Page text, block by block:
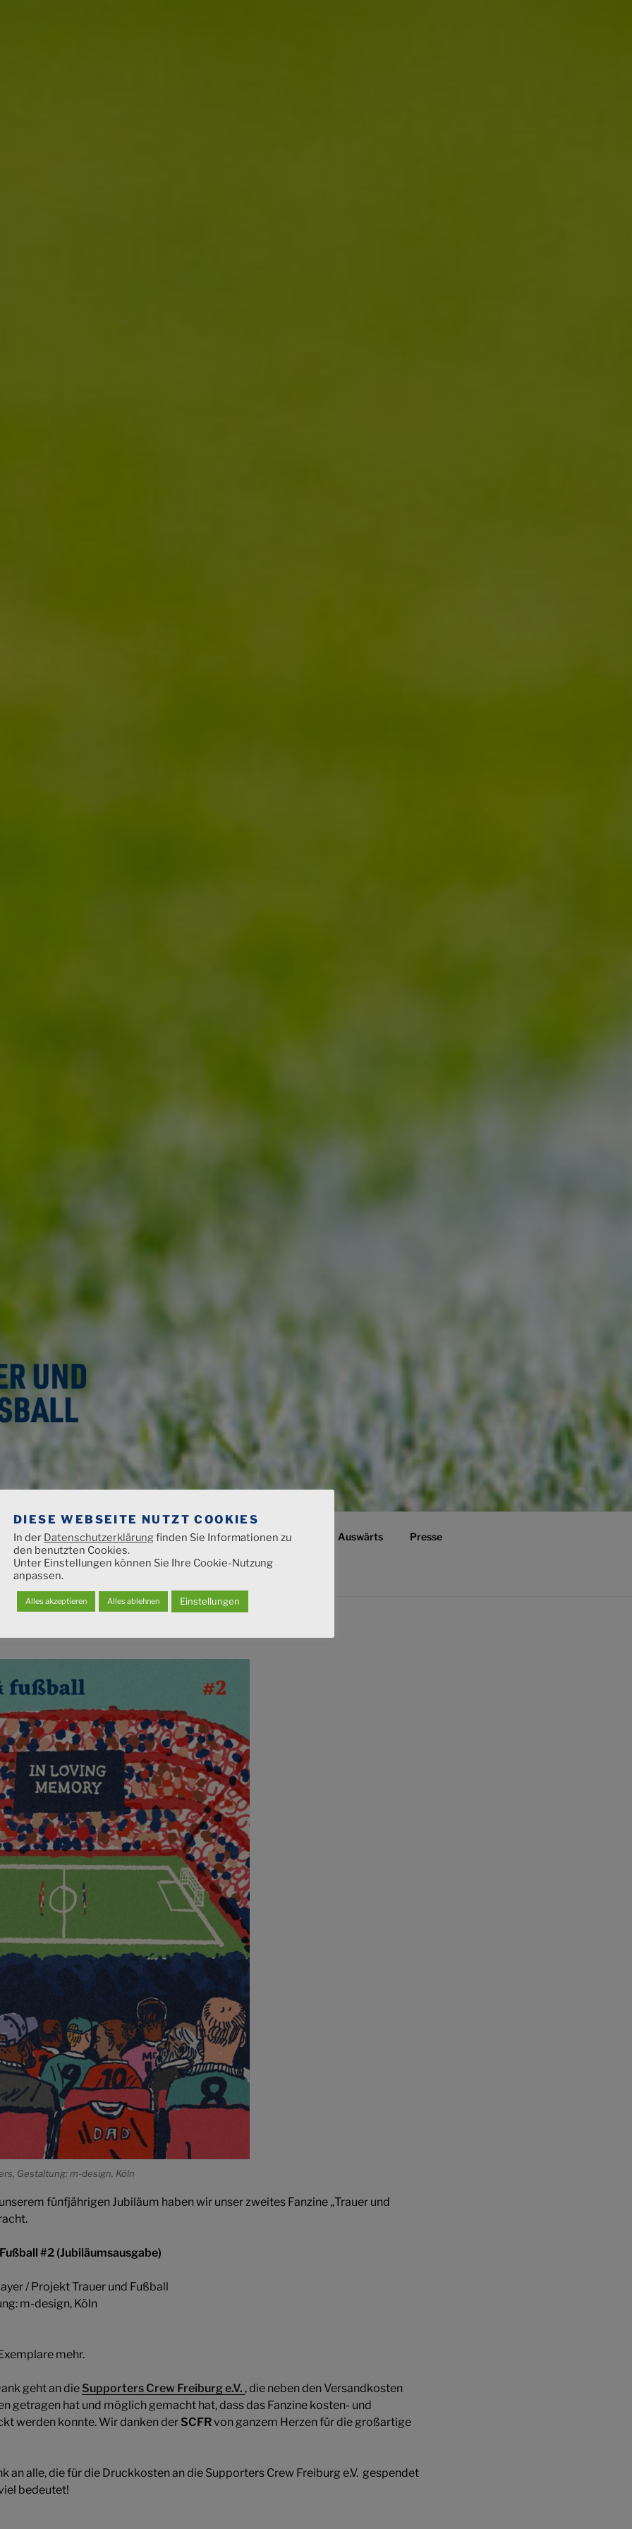
FUSSBALL
Angebote Fanzines Trauer unterm Flutlicht Auswärts Presse
Zusammenarbeit
(#2)
Gestaltung: m-design, Köln
fünfjährigen Jubiläum haben wir unser zweites Fanzine „Trauer und
#2 (Jubiläumsausgabe)
/ Projekt Trauer und Fußball
m-design, Köln
mehr.
geht an die Supporters Crew Freiburg e.V. , die neben den Versandkosten
getragen hat und möglich gemacht hat, dass das Fanzine kosten- und
werden konnte. Wir danken der SCFRvon ganzem Herzen für die großartige
an alle, die für die Druckkosten an die Supporters Crew Freiburg e.V. gespendet
bedeutet!
DIESE WEBSEITE NUTZT COOKIES
In der Datenschutzerklärungfinden Sie Informationen zu
den benutzten Cookies.
Unter Einstellungen können Sie Ihre Cookie-Nutzung
anpassen.
Alles akzeptieren Alles ablehnen Einstellungen